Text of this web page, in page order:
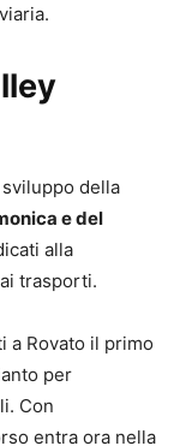
della
e del
alla
trasporti.
a Rovato il primo
per
Con
entra ora nella